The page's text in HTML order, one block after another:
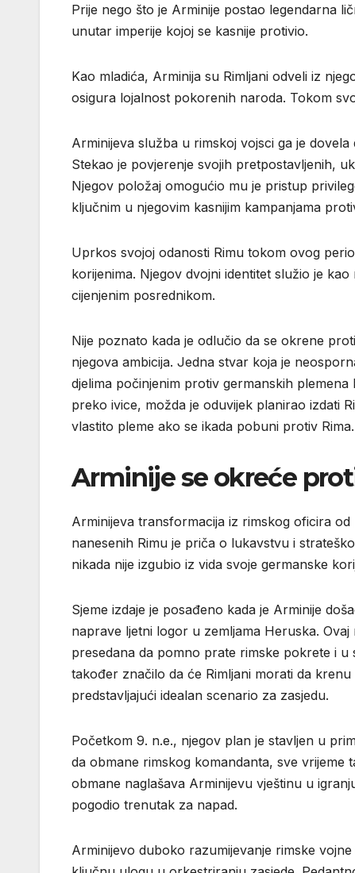
Prije nego što je Arminije postao legendarna
unutar imperije kojoj se kasnije protivio.
Kao mladića, Arminija su Rimljani odveli iz
osigura lojalnost pokorenih naroda. Tokom
Arminijeva služba u rimskoj vojsci ga je
Stekao je povjerenje svojih pretpostavljenih,
Njegov položaj omogućio mu je pristup
ključnim u njegovim kasnijim kampanjama
Uprkos svojoj odanosti Rimu tokom ovog
korijenima. Njegov dvojni identitet služio je
cijenjenim posrednikom.
Nije poznato kada je odlučio da se okrene
njegova ambicija. Jedna stvar koja je
djelima počinjenim protiv germanskih
preko ivice, možda je oduvijek planirao izdati
vlastito pleme ako se ikada pobuni protiv Rima.
Arminije se okreće
Arminijeva transformacija iz rimskog oficira
nanesenih Rimu je priča o lukavstvu i
nikada nije izgubio iz vida svoje germanske
Sjeme izdaje je posađeno kada je Arminije
naprave ljetni logor u zemljama Heruska.
presedana da pomno prate rimske pokrete i
također značilo da će Rimljani morati da
predstavljajući idealan scenario za zasjedu.
Početkom 9. n.e., njegov plan je stavljen u
da obmane rimskog komandanta, sve vrijeme
obmane naglašava Arminijevu vještinu u
pogodio trenutak za napad.
Arminijevo duboko razumijevanje rimske